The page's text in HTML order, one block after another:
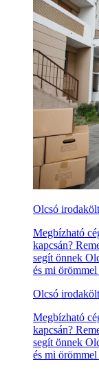
Olcsó
Megbízható
kapcsán?
segít önnek
és mi
Olcsó
Megbízható
kapcsán?
segít önnek
és mi